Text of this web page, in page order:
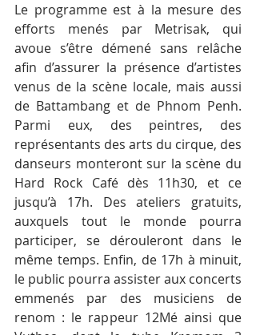
Le programme est à la mesure des
efforts menés par Metrisak, qui
avoue s’être démené sans relâche
afin d’assurer la présence d’artistes
venus de la scène locale, mais aussi
de Battambang et de Phnom Penh.
Parmi eux, des peintres, des
représentants des arts du cirque, des
danseurs monteront sur la scène du
Hard Rock Café dès 11h30, et ce
jusqu’à 17h. Des ateliers gratuits,
auxquels tout le monde pourra
participer, se dérouleront dans le
même temps. Enfin, de 17h à minuit,
le public pourra assister aux concerts
emmenés par des musiciens de
renom : le rappeur 12Mé ainsi que